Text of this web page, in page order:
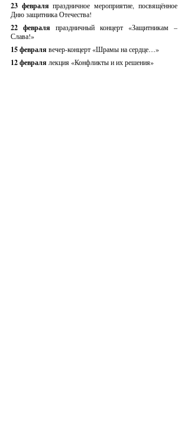
23 февраляпраздничное мероприятие, посвящённое
Дню защитника Отечества!
22 февраля праздничный концерт «Защитникам –
Слава!»
15 февраля вечер-концерт «Шрамы на сердце…»
12 февраля лекция «Конфликты и их решения»